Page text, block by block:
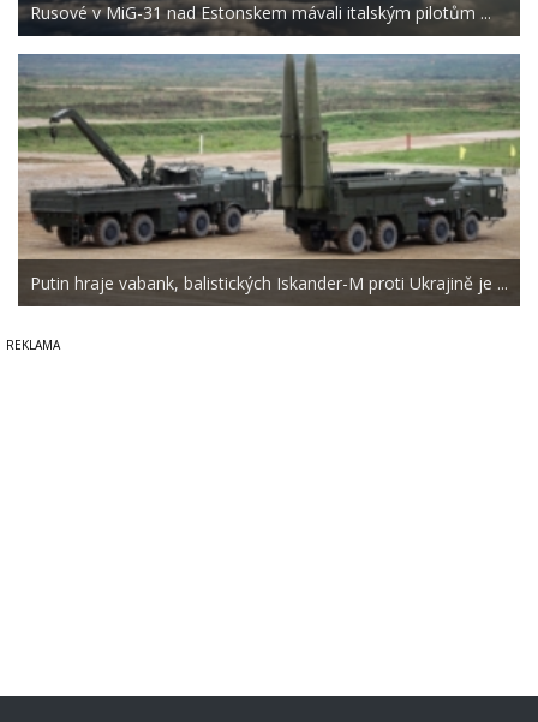
Rusové v MiG-31 nad Estonskem mávali italským pilotům ...
Putin hraje vabank, balistických Iskander-M proti Ukrajině je ...